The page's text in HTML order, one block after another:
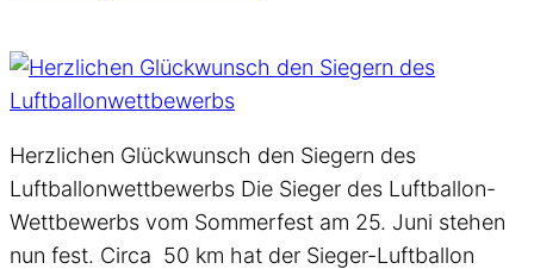
Herzlichen Glückwunsch den Siegern des
Luftballonwettbewerbs Die Sieger des Luftballon-
Wettbewerbs vom Sommerfest am 25. Juni stehen
nun fest. Circa 50 km hat der Sieger-Luftballon